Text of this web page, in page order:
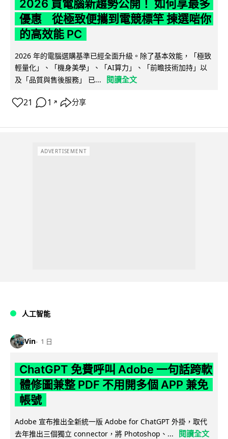
2026 買電腦新趨勢公開！ 如何享最多
優惠 從極致便攜到電競標竿 揀選啱你
的高效能 PC
2026 年的電腦選購基準已經全面升級。除了基本效能，「極致
輕量化」、「機身美學」、「AI算力」、「前瞻技術加持」以
及「品質與售後服務」 已...
閱讀全文
21 1 ↗ 分享
ADVERTISEMENT
人工智能
Vin 1 日
ChatGPT 免費呼叫 Adobe 一句話跨軟
體修圖兼整 PDF 不用開多個 APP 兼免
帳號
Adobe 宣布推出全新統一版 Adobe for ChatGPT 外掛，取代
去年推出三個獨立 connector，將 Photoshop、...
閱讀全文